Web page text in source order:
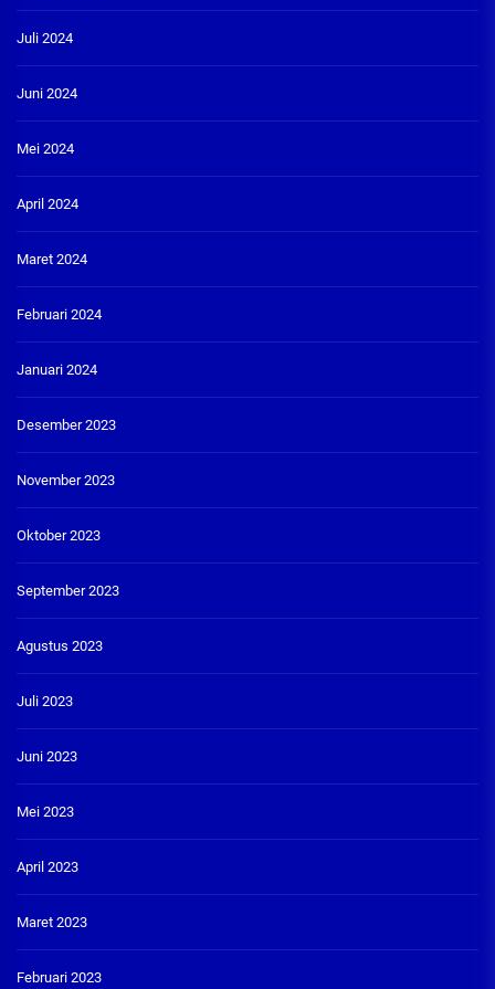
Juli 2024
Juni 2024
Mei 2024
April 2024
Maret 2024
Februari 2024
Januari 2024
Desember 2023
November 2023
Oktober 2023
September 2023
Agustus 2023
Juli 2023
Juni 2023
Mei 2023
April 2023
Maret 2023
Februari 2023